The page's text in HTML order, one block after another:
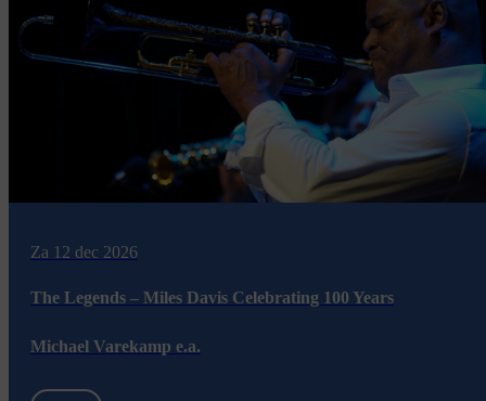
Za 12 dec 2026
The Legends – Miles Davis Celebrating 100 Years
Michael Varekamp e.a.